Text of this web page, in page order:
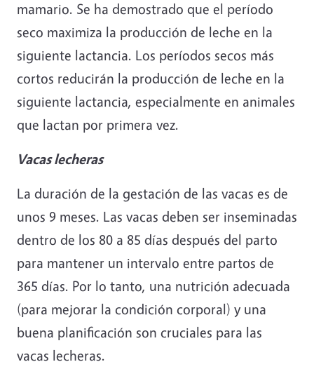
mamario. Se ha demostrado que el período
seco maximiza la producción de leche en la
siguiente lactancia. Los períodos secos más
cortos reducirán la producción de leche en la
siguiente lactancia, especialmente en animales
que lactan por primera vez.
Vacas lecheras
La duración de la gestación de las vacas es de
unos 9 meses. Las vacas deben ser inseminadas
dentro de los 80 a 85 días después del parto
para mantener un intervalo entre partos de
365 días. Por lo tanto, una nutrición adecuada
(para mejorar la condición corporal) y una
buena planificación son cruciales para las
vacas lecheras.